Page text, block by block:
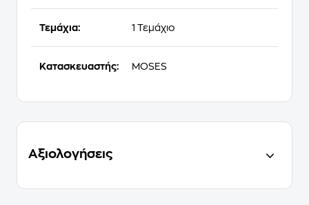
Τεμάχια: 1 Τεμάχιο
Κατασκευαστής: MOSES
Αξιολογήσεις